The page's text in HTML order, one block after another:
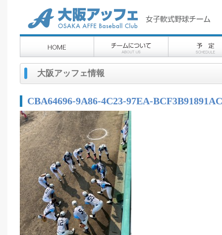
大阪アッフェ情報
CBA64696-9A86-4C23-97EA-BCF3B91891AC